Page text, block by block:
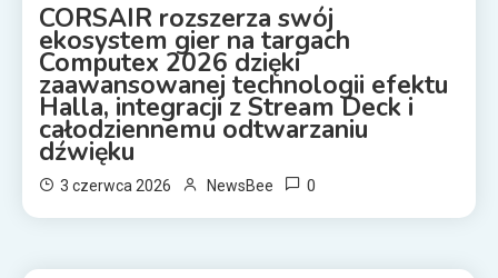
CORSAIR rozszerza swój
ekosystem gier na targach
Computex 2026 dzięki
zaawansowanej technologii efektu
Halla, integracji z Stream Deck i
całodziennemu odtwarzaniu
dźwięku
3 czerwca 2026 NewsBee 0